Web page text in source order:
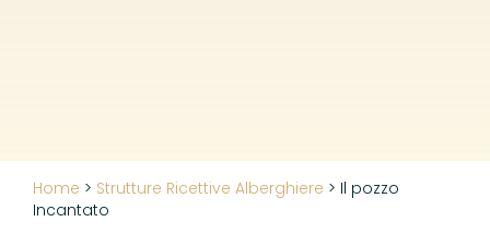
Home > Strutture Ricettive Alberghiere > Il pozzo
Incantato